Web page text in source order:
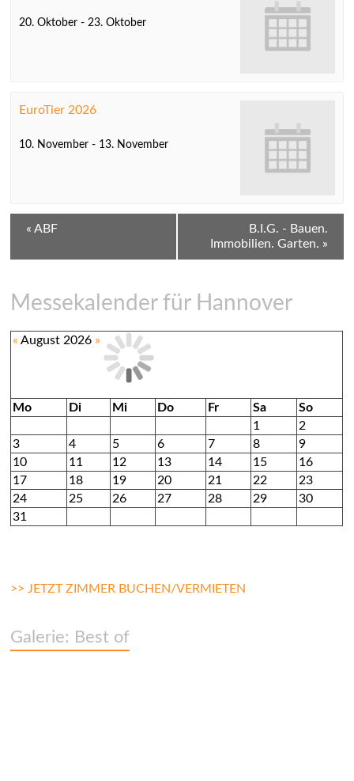
20. Oktober -23. Oktober
EuroTier 2026
10. November - 13. November
a
n
a
t
u
n
g
v
i
« ABF
B.I.G. - Bauen.
Immobilien. Garten. »
Messekalender für Hannover
« August 2026 »
Mo Di Mi Do Fr Sa
So
1
2
3
4 5 6 7 8
9
10
11 12 13 14 15
16
17
18 19 20 21 22
23
24
25 26 27 28 29
30
31
>> JETZT ZIMMER BUCHEN/VERMIETEN
Galerie: Best of